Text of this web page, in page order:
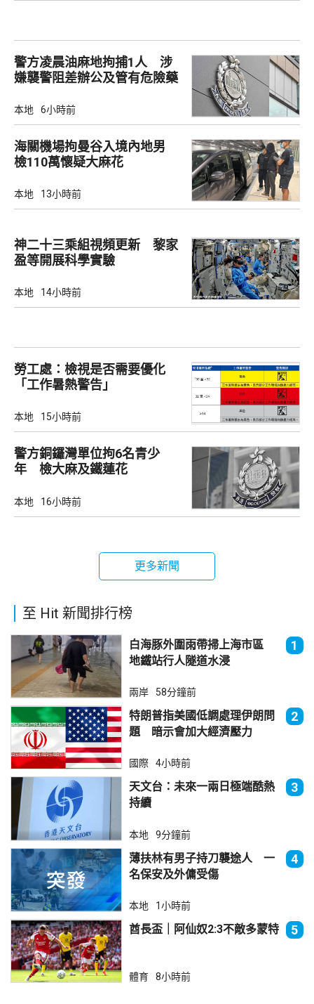
警方凌晨油麻地拘捕1人 涉
嫌襲警阻差辦公及管有危險藥
本地 6小時前
海關機場拘曼谷入境內地男
檢110萬懷疑大麻花
本地 13小時前
神二十三乘組視頻更新 黎家
盈等開展科學實驗
本地 14小時前
勞工處：檢視是否需要優化
「工作暑熱警告」
本地 15小時前
警方銅鑼灣單位拘6名青少
年 檢大麻及鐵蓮花
本地 16小時前
更多新聞
至 Hit 新聞排行榜
白海豚外圍雨帶掃上海市區
地鐵站行人隧道水浸
1
兩岸 58分鐘前
特朗普指美國低調處理伊朗問
題 暗示會加大經濟壓力
2
國際 4小時前
天文台：未來一兩日極端酷熱
持續
3
本地 9分鐘前
薄扶林有男子持刀襲途人 一
名保安及外傭受傷
4
本地 1小時前
酋長盃｜阿仙奴2:3不敵多蒙特 5
體育 8小時前